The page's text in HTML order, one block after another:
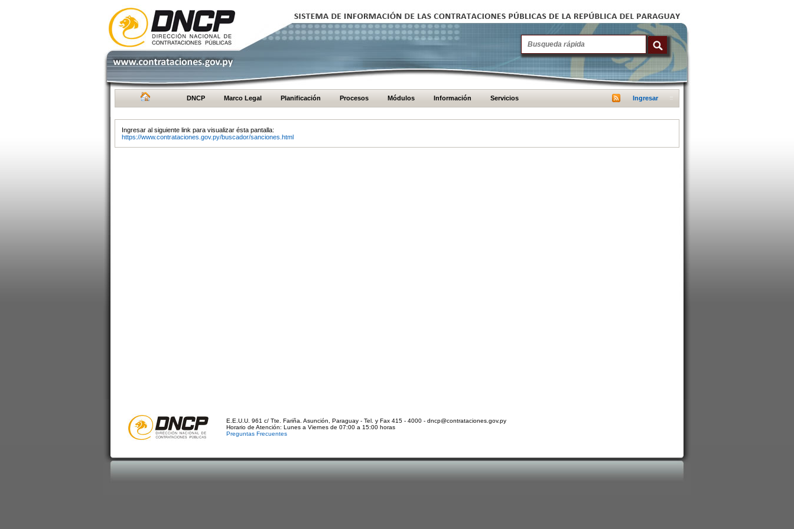
DNCP Marco Legal Planificación Procesos Módulos Información Servicios Ingresar
Ingresar al siguiente link para visualizar ésta pantalla:
https://www.contrataciones.gov.py/buscador/sanciones.html
E.E.U.U. 961 c/ Tte. Fariña. Asunción, Paraguay - Tel. y Fax 415 - 4000 - dncp@contrataciones.gov.py
Horario de Atención: Lunes a Viernes de 07:00 a 15:00 horas
Preguntas Frecuentes